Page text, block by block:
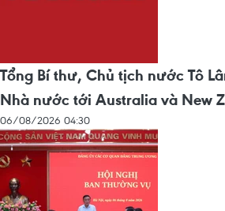
Tổng Bí thư, Chủ tịch nước Tô
Nhà nước tới Australia và New
06/08/2026 04:30